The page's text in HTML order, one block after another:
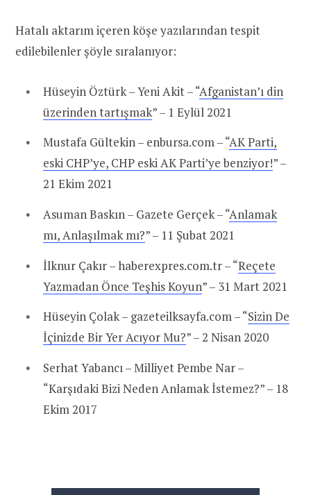
Hatalı aktarım içeren köşe yazılarından tespit
edilebilenler şöyle sıralanıyor:
Hüseyin Öztürk – Yeni Akit – “Afganistan’ı din
üzerinden tartışmak” – 1 Eylül 2021
Mustafa Gültekin – enbursa.com – “AK Parti,
eski CHP’ye, CHP eski AK Parti’ye benziyor!” –
21 Ekim 2021
Asuman Baskın – Gazete Gerçek – “Anlamak
mı, Anlaşılmak mı?” – 11 Şubat 2021
İlknur Çakır – haberexpres.com.tr – “Reçete
Yazmadan Önce Teşhis Koyun” – 31 Mart 2021
Hüseyin Çolak – gazeteilksayfa.com – “Sizin De
İçinizde Bir Yer Acıyor Mu?” – 2 Nisan 2020
Serhat Yabancı – Milliyet Pembe Nar –
“Karşıdaki Bizi Neden Anlamak İstemez?” – 18
Ekim 2017